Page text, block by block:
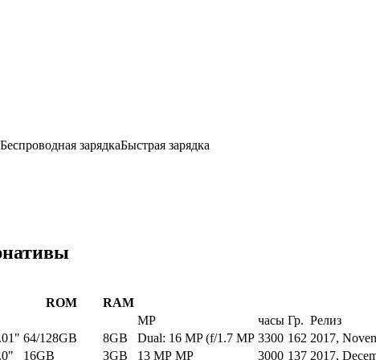
Беспроводная зарядкаБыстрая зарядка
ROM
RAM
MP часы Гр. Релиз
64/128GB 8GB Dual: 16 MP (f/1.7 MP 3300 162 2017,
16GB 3GB 13 MP MP 3000 137 2017,